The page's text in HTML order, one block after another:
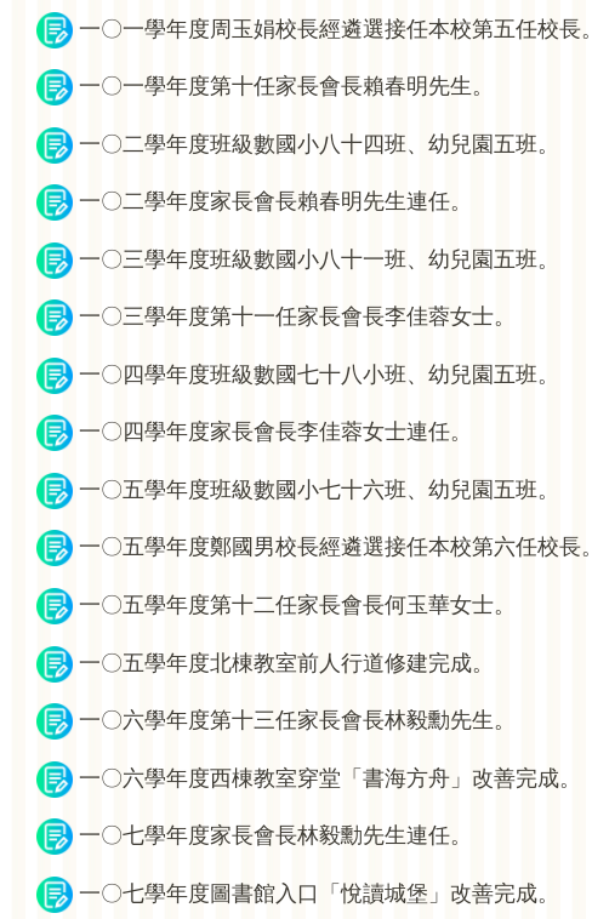
一〇一學年度周玉娟校長經遴選接任本校第五任校長。
一〇一學年度第十任家長會長賴春明先生。
一〇二學年度班級數國小八十四班、幼兒園五班。
一〇二學年度家長會長賴春明先生連任。
一〇三學年度班級數國小八十一班、幼兒園五班。
一〇三學年度第十一任家長會長李佳蓉女士。
一〇四學年度班級數國七十八小班、幼兒園五班。
一〇四學年度家長會長李佳蓉女士連任。
一〇五學年度班級數國小七十六班、幼兒園五班。
一〇五學年度鄭國男校長經遴選接任本校第六任校長。
一〇五學年度第十二任家長會長何玉華女士。
一〇五學年度北棟教室前人行道修建完成。
一〇六學年度第十三任家長會長林毅勳先生。
一〇六學年度西棟教室穿堂「書海方舟」改善完成。
一〇七學年度家長會長林毅勳先生連任。
一〇七學年度圖書館入口「悅讀城堡」改善完成。